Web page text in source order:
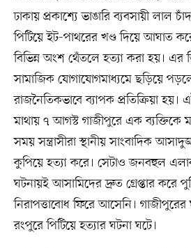
ঢাকায় প্রকাশ্যে ভাঙারি ব্যবসায়ী লাল
পিটিয়ে ইট-পাথরের খণ্ড দিয়ে আঘাত
বিভিন্ন অংশ থেঁতলে হত্যা করা হয়। এর
সামাজিক যোগাযোগমাধ্যমে ছড়িয়ে
রাজনৈতিকভাবে ব্যাপক প্রতিক্রিয়া
মাথায় ৭ আগস্ট গাজীপুরে এক ব্যক্তিকে
সময় সন্ত্রাসীরা স্থানীয় সাংবাদিক
কুপিয়ে হত্যা করে। সেটাও জনবহুল
ঘটনায়ই আসামিদের দ্রুত গ্রেপ্তার করে
নিরাপত্তাবোধ ফিরে আসেনি।
রংপুরে পিটিয়ে হত্যার ঘটনা ঘটে।